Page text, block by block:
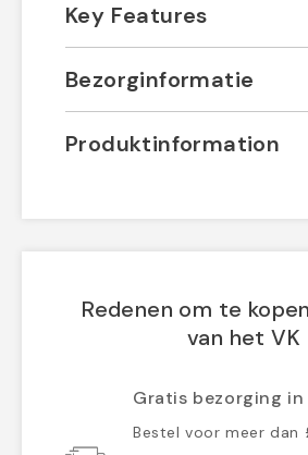
Key Features
Bezorginformatie
Produktinformation
Redenen om te
van het VK
Gratis bezorging in
Bestel voor meer dan